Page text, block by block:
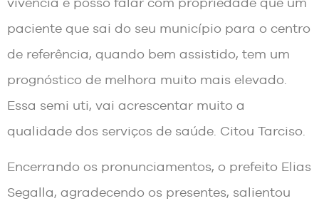
paciente que sai do seu município para o centro
de referência, quando bem assistido, tem um
prognóstico de melhora muito mais elevado.
Essa semi uti, vai acrescentar muito a
qualidade dos serviços de saúde. Citou Tarciso.
Encerrando os pronunciamentos, o prefeito Elias
Segalla, agradecendo os presentes, salientou